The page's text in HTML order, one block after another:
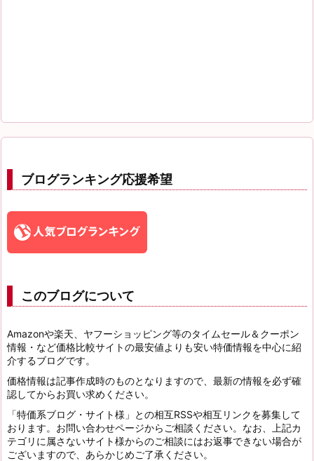
ブログランキング応援希望
このブログについて
Amazonや楽天、ヤフーショッピング等のタイムセール＆クーポン
情報・など価格比較サイトの最安値よりも安い特価情報を中心に紹
介するブログです。
価格情報は記事作成時のものとなりますので、最新の情報を必ず確
認してからお買い求めください。
「特価系ブログ・サイト様」との相互RSSや相互リンクを募集して
おります。お問い合わせページからご相談ください。なお、上記カ
テゴリに属さないサイト様からのご相談にはお返事できない場合が
ございますので、あらかじめご了承ください。